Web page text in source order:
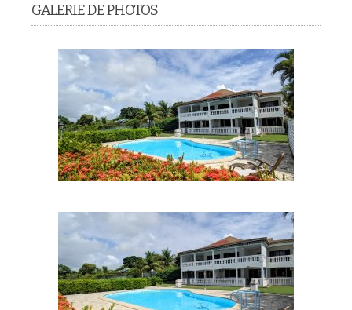
GALERIE DE PHOTOS